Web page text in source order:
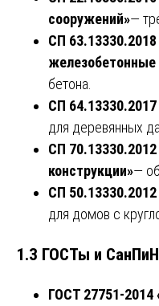
сооружений»—
СП
железобетонные
бетона.
СП
для деревянных
СП
конструкции»—
СП
для домов с
1.3 ГОСТы и
ГОСТ 27751-